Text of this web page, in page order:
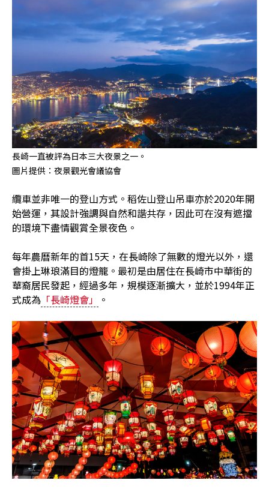
長崎一直被評為日本三大夜景之一。
圖片提供：夜景觀光會議協會
纜車並非唯一的登山方式。稻佐山登山吊車亦於2020年開
始營運，其設計強調與自然和諧共存，因此可在沒有遮擋
的環境下盡情觀賞全景夜色。
每年農曆新年的首15天，在長崎除了無數的燈光以外，還
會掛上琳琅滿目的燈籠。最初是由居住在長崎市中華街的
華裔居民發起，經過多年，規模逐漸擴大，並於1994年正
式成為「長崎燈會」 。